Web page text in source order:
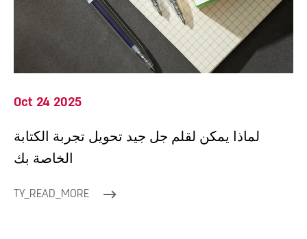
Oct 24 2025
لماذا يمكن لقلم جل جيد تحويل تجربة الكتابة
الخاصة بك
TY_READ_MORE